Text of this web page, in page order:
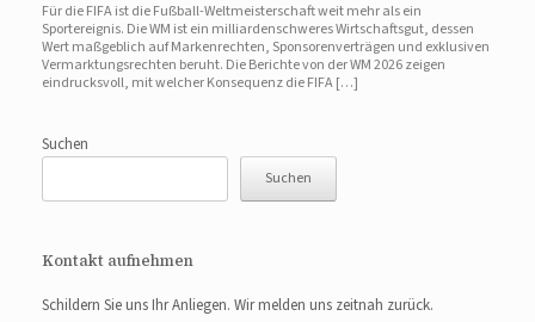
Für die FIFA ist die Fußball-Weltmeisterschaft weit mehr als ein
Sportereignis. Die WM ist ein milliardenschweres Wirtschaftsgut, dessen
Wert maßgeblich auf Markenrechten, Sponsorenverträgen und exklusiven
Vermarktungsrechten beruht. Die Berichte von der WM 2026 zeigen
eindrucksvoll, mit welcher Konsequenz die FIFA […]
Suchen
Suchen
Kontakt aufnehmen
Schildern Sie uns Ihr Anliegen. Wir melden uns zeitnah zurück.